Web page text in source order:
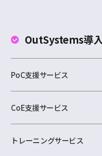
OutSystems導
PoC支援サービス
CoE支援サービス
トレーニングサービス